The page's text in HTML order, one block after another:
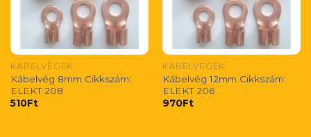
KÁBELVÉGEK
Kábelvég 8mm Cikkszám:
ELEKT 208
510Ft
KÁBELVÉGEK
Kábelvég 12mm Cikkszám:
ELEKT 206
970Ft